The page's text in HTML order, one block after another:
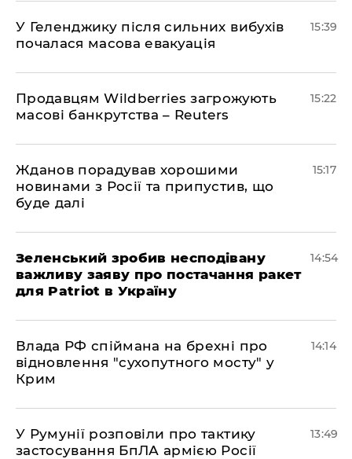
У Геленджику після сильних вибухів
почалася масова евакуація
15:39
Продавцям Wildberries загрожують
масові банкрутства – Reuters
15:22
Жданов порадував хорошими
новинами з Росії та припустив, що
буде далі
15:17
Зеленський зробив несподівану
важливу заяву про постачання ракет
для Patriot в Україну
14:54
Влада РФ спіймана на брехні про
відновлення "сухопутного мосту" у
Крим
14:14
У Румунії розповіли про тактику
застосування БпЛА армією Росії
13:49